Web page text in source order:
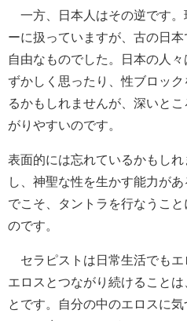
一方、日本人はその逆です。
ーに扱っていますが、古の日
自由なものでした。日本の人
ずかしく思ったり、性ブロッ
るかもしれませんが、深いと
がりやすいのです。
表面的には忘れているかもし
し、神聖な性を生かす能力が
でこそ、タントラを行なうこ
のです。
セラピストは日常生活でもエ
エロスとつながり続けること
とです。自分の中のエロスに